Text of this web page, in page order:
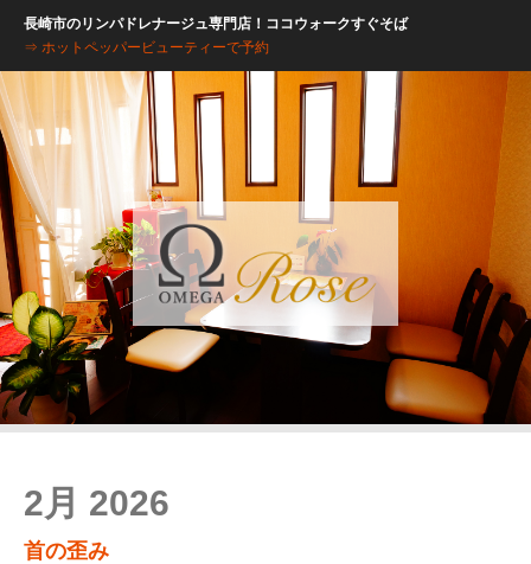
長崎市のリンパドレナージュ専門店！ココウォークすぐそば
⇒ ホットペッパービューティーで予約
2月 2026
首の歪み